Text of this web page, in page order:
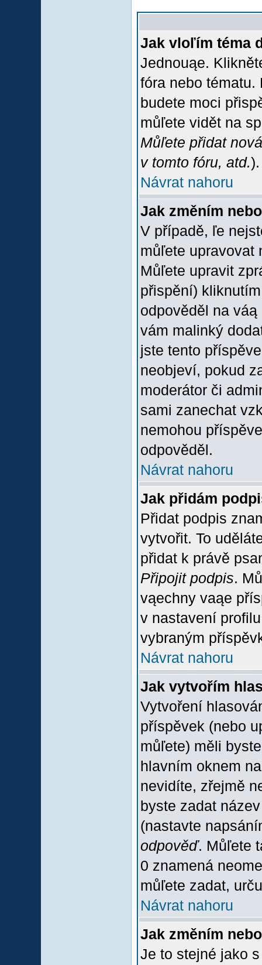
Jak vloľím téma
Jednouąe.
fóra nebo
budete moci
můľete vidět na
Můľete přidat
v tomto fóru, atd.).
Návrat nahoru
Jak změním
V případě, ľe
můľete upravovat
Můľete upravit
přispění)
odpověděl na
vám malinký
jste tento
neobjeví, pokud
moderátor či
sami zanechat
nemohou
odpověděl.
Návrat nahoru
Jak přidám
Přidat podpis
vytvořit. To
přidat k právě
Připojit podpis.
vąechny vaąe
v nastavení
vybraným
Návrat nahoru
Jak vytvořím
Vytvoření
příspěvek (nebo
můľete) měli
hlavním oknem
nevidíte, zřejmě
byste zadat
(nastavte
odpověď. Můľete
0 znamená
můľete zadat,
Návrat nahoru
Jak změním
Je to stejné jako